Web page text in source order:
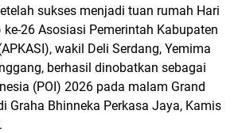
sukses menjadi tuan rumah Hari
ke-26 Asosiasi Pemerintah Kabupaten
wakil Deli Serdang, Yemima
berhasil dinobatkan sebagai
(POI) 2026 pada malam Grand
Graha Bhinneka Perkasa Jaya, Kamis